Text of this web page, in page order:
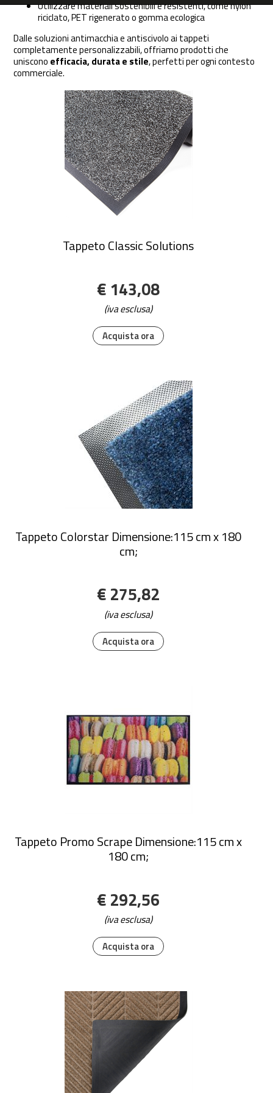
Utilizzare materiali sostenibili e resistenti, come nylon
riciclato, PET rigenerato o gomma ecologica
Dalle soluzioni antimacchia e antiscivolo ai tappeti
completamente personalizzabili, offriamo prodotti che
uniscono efficacia, durata e stile, perfetti per ogni contesto
commerciale.
Acquista ora
Tappeto Classic Solutions
€ 143,08
(iva esclusa)
Acquista ora
Tappeto Colorstar Dimensione:115 cm x 180
cm;
€ 275,82
(iva esclusa)
Acquista ora
Tappeto Promo Scrape Dimensione:115 cm x
180 cm;
€ 292,56
(iva esclusa)